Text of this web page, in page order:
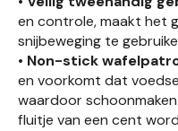
en controle, maakt het
snijbeweging te
• Non-stick
en voorkomt dat
waardoor
fluitje van een cent